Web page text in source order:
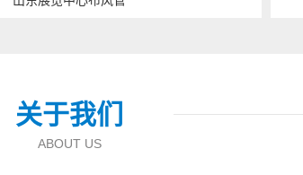
关于我们
ABOUT US